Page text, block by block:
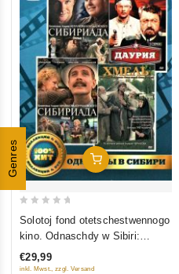
Genres In Den Warenkorb
5
Solotoj fond otetschestwennogo
kino. Odnaschdy w Sibiri:
Sibiriada (Film 1-2); Daurija;
Chmel (4 DVD)
€29,99
inkl. Mwst., zzgl. Versand